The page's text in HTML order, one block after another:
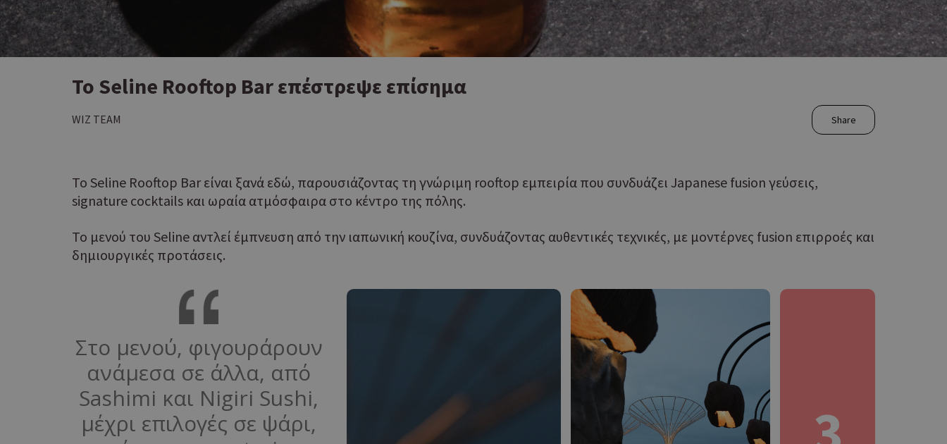
Το Seline Rooftop Bar επέστρεψε επίσημα
WIZ TEAM Share
Το Seline Rooftop Bar είναι ξανά εδώ, παρουσιάζοντας τη γνώριμη rooftop εμπειρία που συνδυάζει Japanese fusion γεύσεις,
signature cocktails και ωραία ατμόσφαιρα στο κέντρο της πόλης.
Το μενού του Seline αντλεί έμπνευση από την ιαπωνική κουζίνα, συνδυάζοντας αυθεντικές τεχνικές, με μοντέρνες fusion επιρροές και
δημιουργικές προτάσεις.
Στο μενού, φιγουράρουν
ανάμεσα σε άλλα, από
Sashimi και Nigiri Sushi,
μέχρι επιλογές σε ψάρι,